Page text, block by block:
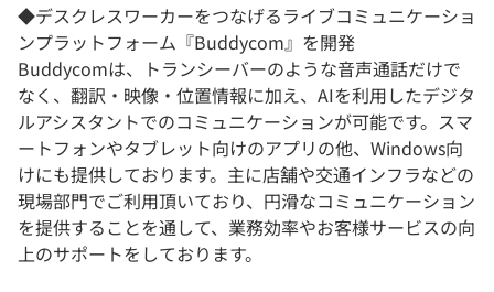
学校向けプラン
契約内容・クーポン
◆デスクレスワーカーをつなげるライブコミュニケーショ
ンプラットフォーム『Buddycom』を開発
Buddycomは、トランシーバーのような音声通話だけで
なく、翻訳・映像・位置情報に加え、AIを利用したデジタ
ルアシスタントでのコミュニケーションが可能です。スマ
ートフォンやタブレット向けのアプリの他、Windows向
けにも提供しております。主に店舗や交通インフラなどの
現場部門でご利用頂いており、円滑なコミュニケーション
を提供することを通して、業務効率やお客様サービスの向
上のサポートをしております。